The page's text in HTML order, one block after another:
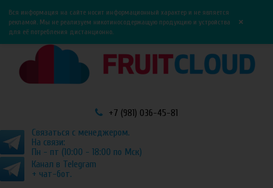
0
Вся информация на сайте носит информационный характер и не является
рекламой. Мы не реализуем никотиносодержащую продукцию и устройства
для её потребления дистанционно.
×
+7 (981) 036-45-81
Связаться с менеджером.
На связи:
Пн - пт (10:00 - 18:00 по Мск)
Канал в Telegram
+ чат-бот.